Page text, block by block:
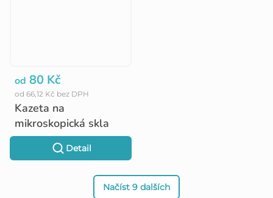
Kazeta na
mikroskopická skla
od 66,12 Kč bez DPH
od 80 Kč
Detail
Načíst 9 dalších